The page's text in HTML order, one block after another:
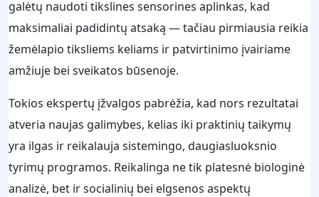
galėtų naudoti tikslines sensorines aplinkas, kad
maksimaliai padidintų atsaką — tačiau pirmiausia reikia
žemėlapio tiksliems keliams ir patvirtinimo įvairiame
amžiuje bei sveikatos būsenoje.
Tokios ekspertų įžvalgos pabrėžia, kad nors rezultatai
atveria naujas galimybes, kelias iki praktinių taikymų
yra ilgas ir reikalauja sistemingo, daugiasluoksnio
tyrimų programos. Reikalinga ne tik platesnė biologinė
analizė, bet ir socialinių bei elgsenos aspektų